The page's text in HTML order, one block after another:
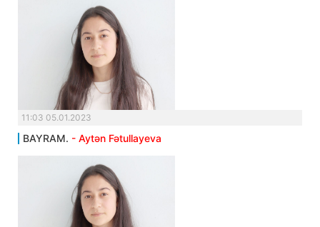
11:03 05.01.2023
BAYRAM. - Aytən Fətullayeva